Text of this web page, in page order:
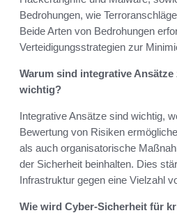
Bedrohungen, wie
Beide Arten von Bedrohungen
Verteidigungsstrategien zur
Warum sind integrative
wichtig?
Integrative Ansätze sind wichtig,
Bewertung von Risiken
als auch organisatorische
der Sicherheit beinhalten. Dies
Infrastruktur gegen eine Vielzahl
Wie wird Cyber-Sicherheit für